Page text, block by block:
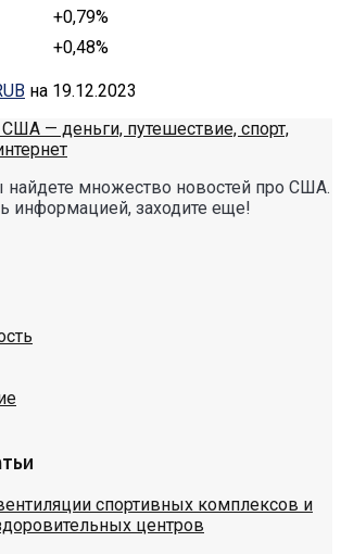
+0,79%
+0,48%
на 19.12.2023
найдете множество новостей про США.
информацией, заходите еще!